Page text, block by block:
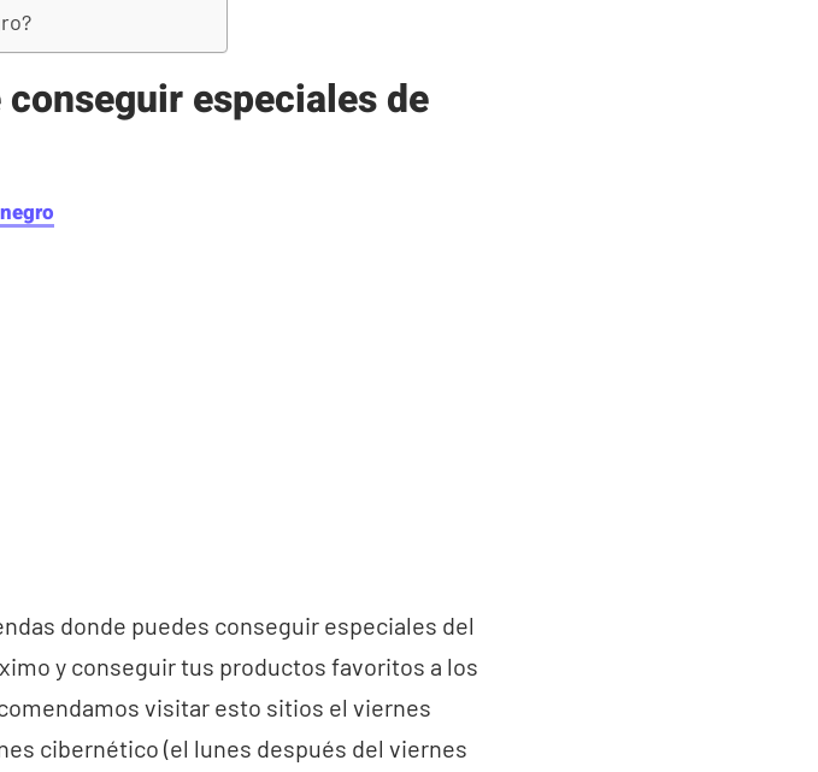
especiales de
donde puedes conseguir especiales del
y conseguir tus productos favoritos a los
visitar esto sitios el viernes
cibernético (el lunes después del viernes